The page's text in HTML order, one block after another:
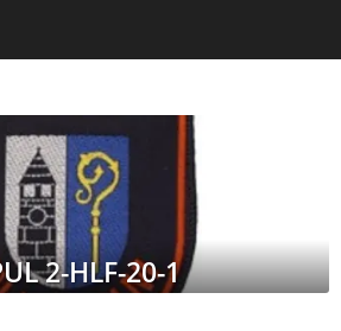
2-HLF-20-1